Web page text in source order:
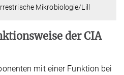
Mikrobiologie/Lill
der CIA
mit einer Funktion bei